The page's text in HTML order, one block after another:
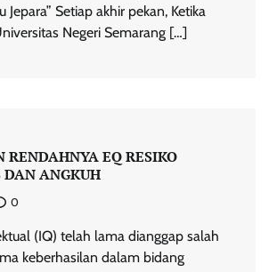
Jepara” Setiap akhir pekan, Ketika
Negeri Semarang […]
EQ RESIKO
DAN ANGKUH
0
(IQ) telah lama dianggap salah
keberhasilan dalam bidang